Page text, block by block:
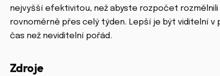
nejvyšší efektivitou, než abyste rozpočet rozmělnili
rovnoměrně přes celý týden. Lepší je být viditelní v
čas než neviditelní pořád.
Zdroje